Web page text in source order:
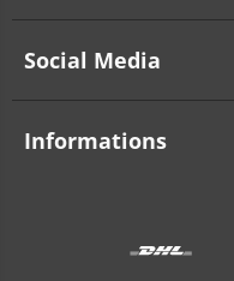
Social Media
Informations